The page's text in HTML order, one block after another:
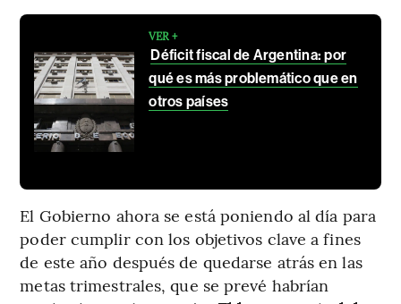
VER +
Déficit fiscal de Argentina: por
qué es más problemático que en
otros países
El Gobierno ahora se está poniendo al día para
poder cumplir con los objetivos clave a fines
de este año después de quedarse atrás en las
metas trimestrales, que se prevé habrían